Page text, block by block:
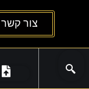
צור קשר